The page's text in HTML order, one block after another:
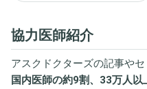
協力医師紹介
アスクドクターズの記事やセ
国内医師の約9割、33万人以